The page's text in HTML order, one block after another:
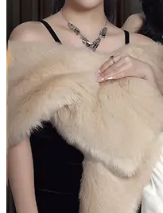
meramalkan kedatangan
menyelamatkan seni bela
tiga itu ke Kuil Naga Emas
Ye yang berada di luar, Wang
tepat pada masanya untuk
menyelamatkan nyawa Ye
bersumpah untuk bermusuhan
untuk memulihkan
bela diri Lingzhou tujuh tahun
orang asing bahawa
dijatuhkan! Tujuh tahun
Lingzhou, semua aliran seni
kepada Sha Wusheng. Ketika
tiga keluarga Ye muncul
seni bela diri Lingzhou!